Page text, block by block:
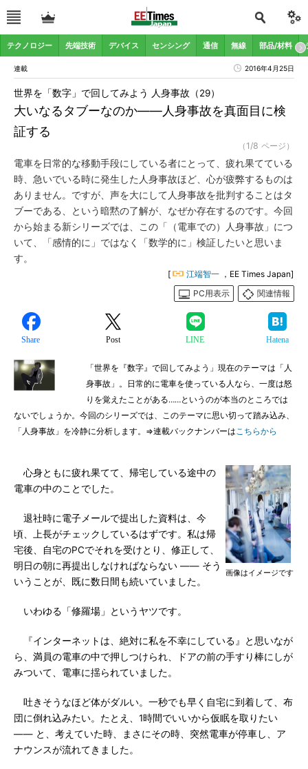
テクノロジー 先端技術 デバイス センシング 通信 無線 部品/材料
連載 2016年4月25日
大いなるタブーなのか――人身事故を真面目に検
証する
世界を「数字」で回してみよう 人身事故（29）
（1/8 ページ）
電車を日常的な移動手段にしている者にとって、疲れ果てている
時、急いでいる時に発生した人身事故ほど、心が疲弊するものは
ありません。ですが、声を大にして人身事故を批判することはタ
ブーである、という暗黙の了解が、なぜか存在するのです。今回
から始まる新シリーズでは、この「（電車での）人身事故」につ
いて、「感情的に」ではなく「数学的に」検証したいと思いま
す。
[ 江端智一 ，EE Times Japan]
PC用表示
関連情報
Share Post LINE Hatena
「世界を『数字』で回してみよう」現在のテーマは「人
身事故」。日常的に電車を使っている人なら、一度は怒
りを覚えたことがある……というのが本当のところでは
ないでしょうか。今回のシリーズでは、このテーマに思い切って踏み込み、
「人身事故」を冷静に分析します。⇒連載バックナンバーはこちらから
画像はイメージです
心身ともに疲れ果てて、帰宅している途中の
電車の中のことでした。
退社時に電子メールで提出した資料は、今
頃、上長がチェックしているはずです。私は帰
宅後、自宅のPCでそれを受けとり、修正して、
明日の朝に再提出しなければならない ―― そう
いうことが、既に数日間も続いていました。
いわゆる「修羅場」というヤツです。
『インターネットは、絶対に私を不幸にしている』と思いなが
ら、満員の電車の中で押しつけられ、ドアの前の手すり棒にしが
みついて、電車に揺られていました。
吐きそうなほど体がダルい。一秒でも早く自宅に到着して、布
団に倒れ込みたい。たとえ、1時間でいいから仮眠を取りたい
―― と、考えていた時、まさにその時、突然電車が停車し、ア
ナウンスが流れてきました。